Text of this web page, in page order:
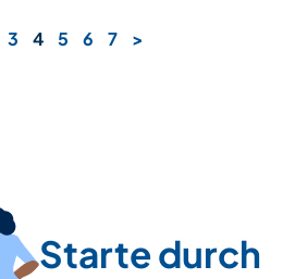
3 4 5 6 7 >
Starte durch